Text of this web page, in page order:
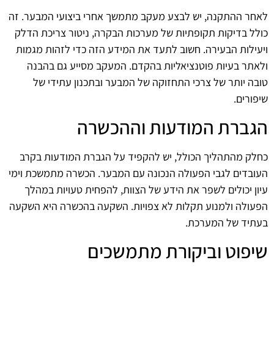
לאחר ההתקנה, יש לבצע מעקב מתמשך אחרי ביצועי המבער. זה
כולל בדיקות תקופתיות של מערכות הבקרה, ניטור צריכת הדלק
ויעילות הבעירה. חשוב לתעד את המידע הזה כדי לזהות מגמות
ולאתר בעיות פוטנציאליות בהקדם. המעקב מסייע גם בהבנה
טובה יותר של צרכי התחזוקה של המבער ובתכנון עתידי של
שיפורים.
הגברת המודעות וההכשרה
כחלק מהתהליך הכולל, יש להקפיד על הגברת המודעות בקרב
העובדים לגבי הפעולה הנכונה עם המבער. הכשרה מתמשכת וימי
עיון יכולים לשפר את הידע של הצוות, להפחית טעויות במהלך
הפעולה ולמנוע תקלות לא צפויות. השקעה בהכשרה היא השקעה
בעתיד של המערכת.
שיפוט וביקורת מתמשכים